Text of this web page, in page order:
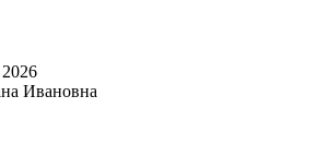
Ивановна